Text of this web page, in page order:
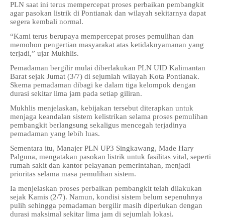
PLN saat ini terus mempercepat proses perbaikan pembangkit
agar pasokan listrik di Pontianak dan wilayah sekitarnya dapat
segera kembali normal.
“Kami terus berupaya mempercepat proses pemulihan dan
memohon pengertian masyarakat atas ketidaknyamanan yang
terjadi,” ujar Mukhlis.
Pemadaman bergilir mulai diberlakukan PLN UID Kalimantan
Barat sejak Jumat (3/7) di sejumlah wilayah Kota Pontianak.
Skema pemadaman dibagi ke dalam tiga kelompok dengan
durasi sekitar lima jam pada setiap giliran.
Mukhlis menjelaskan, kebijakan tersebut diterapkan untuk
menjaga keandalan sistem kelistrikan selama proses pemulihan
pembangkit berlangsung sekaligus mencegah terjadinya
pemadaman yang lebih luas.
Sementara itu, Manajer PLN UP3 Singkawang, Made Hary
Palguna, mengatakan pasokan listrik untuk fasilitas vital, seperti
rumah sakit dan kantor pelayanan pemerintahan, menjadi
prioritas selama masa pemulihan sistem.
Ia menjelaskan proses perbaikan pembangkit telah dilakukan
sejak Kamis (2/7). Namun, kondisi sistem belum sepenuhnya
pulih sehingga pemadaman bergilir masih diperlukan dengan
durasi maksimal sekitar lima jam di sejumlah lokasi.